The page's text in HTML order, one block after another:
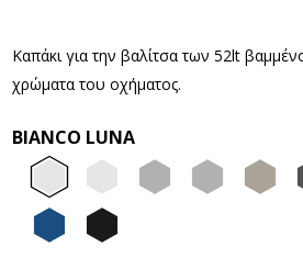
Καπάκι για την βαλίτσα των 52lt
χρώματα του οχήματος.
BIANCO LUNA
Bianco Luna
Bianco
Grigio
Blue Zaffiro